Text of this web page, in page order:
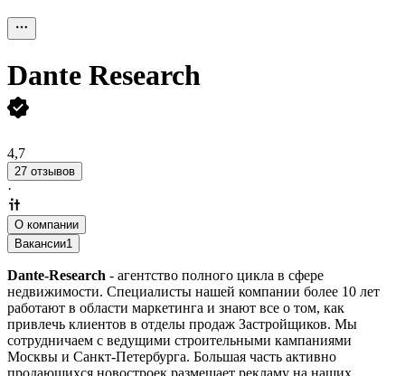
Dante Research
4,7
27 отзывов
·
О компании
Вакансии1
Dante-Research - агентство полного цикла в сфере
недвижимости. Специалисты нашей компании более 10 лет
работают в области маркетинга и знают все о том, как
привлечь клиентов в отделы продаж Застройщиков. Мы
сотрудничаем с ведущими строительными кампаниями
Москвы и Санкт-Петербурга. Большая часть активно
продающихся новостроек размещает рекламу на наших